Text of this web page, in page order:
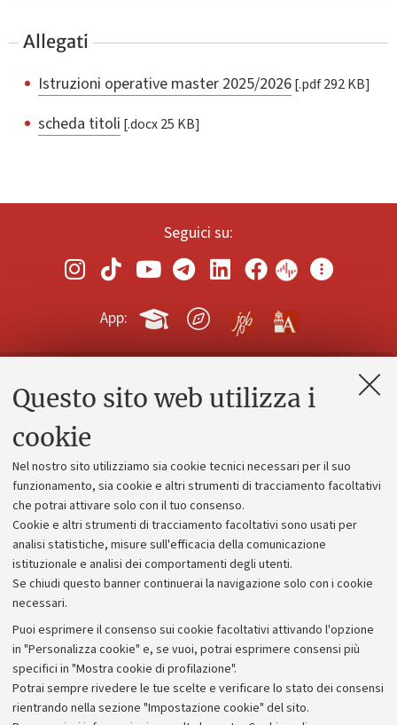
Questo sito web utilizza i
cookie
Nel nostro sito utilizziamo sia cookie tecnici necessari per il suo
funzionamento, sia cookie e altri strumenti di tracciamento facoltativi
che potrai attivare solo con il tuo consenso.
Cookie e altri strumenti di tracciamento facoltativi sono usati per
analisi statistiche, misure sull'efficacia della comunicazione
istituzionale e analisi dei comportamenti degli utenti.
Se chiudi questo banner continuerai la navigazione solo con i cookie
necessari.
Puoi esprimere il consenso sui cookie facoltativi attivando l'opzione
in "Personalizza cookie" e, se vuoi, potrai esprimere consensi più
specifici in "Mostra cookie di profilazione".
Potrai sempre rivedere le tue scelte e verificare lo stato dei consensi
rientrando nella sezione "Impostazione cookie" del sito.
Allegati
Istruzioni operative master 2025/2026[.pdf 292 KB]
scheda titoli [.docx 25 KB]
Seguici su:
App:
Contatti e PEC
Alumni community
Piano strategico
Bilanci
Donazioni e 5x1000
Bandi, gare e concorsi
Albo online
Amministrazione trasparente
Atti di notifica